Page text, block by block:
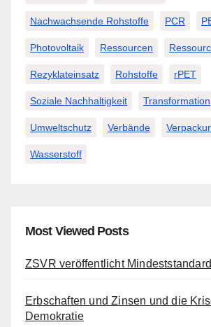
Nachwachsende Rohstoffe PCR
Photovoltaik Ressourcen
Rezyklateinsatz Rohstoffe rPET
Soziale Nachhaltigkeit Transformation
Umweltschutz Verbände
Wasserstoff
Most Viewed Posts
ZSVR veröffentlicht Mindeststandard
Erbschaften und Zinsen und die
Demokratie